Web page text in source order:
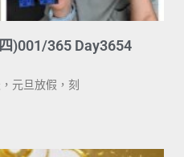
)001/365 Day3654
元旦放假，刻